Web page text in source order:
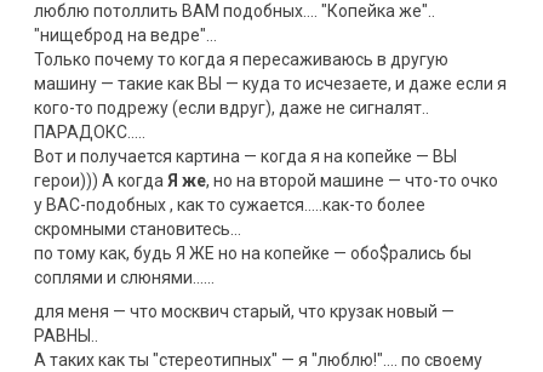
люблю потоллить ВАМ подобных…. "Копейка же"..
"нищеброд на ведре"…
Только почему то когда я пересаживаюсь в другую
машину — такие как ВЫ — куда то исчезаете, и даже если я
кого-то подрежу (если вдруг), даже не сигналят..
ПАРАДОКС…..
Вот и получается картина — когда я на копейке — ВЫ
герои))) А когда Я же, но на второй машине — что-то очко
у ВАС-подобных , как то сужается…..как-то более
скромными становитесь…
по тому как, будь Я ЖЕ но на копейке — обо$рались бы
соплями и слюнями……
для меня — что москвич старый, что крузак новый —
РАВНЫ..
А таких как ты "стереотипных" — я "люблю!"…. по своему